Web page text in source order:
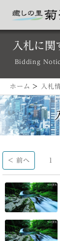
入札に関
Bidding
ホーム > 入札
< 前へ 1